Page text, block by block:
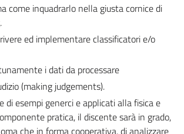
come inquadrarlo nella giusta cornice di
ed implementare classificatori e/o
i dati da processare
(making judgements).
di esempi generci e applicati alla fisica e
pratica, il discente sarà in grado,
che in forma cooperativa, di analizzare